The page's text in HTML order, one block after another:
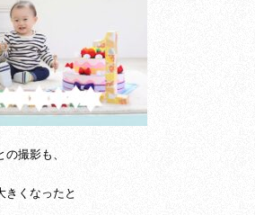
撮影も、
きくなったと